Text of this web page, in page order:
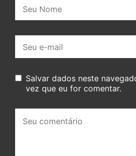
mail:
Salvar dados neste
vez que eu for comentar.
comentário: